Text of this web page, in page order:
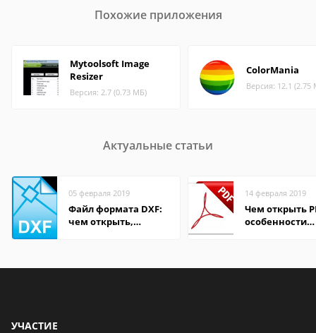
Похожие приложения
Mytoolsoft Image
Resizer
Версия: 2.7 (0.73 МБ)
ColorMania
Версия: 12.1 (2.75
Актуальные статьи
05 февраля 2019
Файл формата DXF:
чем открыть,
14 февраля 2019
Чем открыть
особенности
УЧАСТИЕ